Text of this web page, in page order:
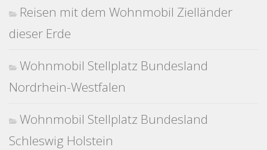
Reisen mit dem Wohnmobil Zielländer
dieser Erde
Wohnmobil Stellplatz Bundesland
Nordrhein-Westfalen
Wohnmobil Stellplatz Bundesland
Schleswig Holstein